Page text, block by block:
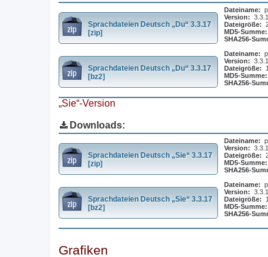
Sprachdateien Deutsch „Du“ 3.3.17
[zip]
Dateiname:
Version:
Dateigröße:
MD5-Summe:
SHA256-
Sprachdateien Deutsch „Du“ 3.3.17
[bz2]
Dateiname:
Version:
Dateigröße:
MD5-Summe:
SHA256-
„Sie“-Version
Downloads:
Sprachdateien Deutsch „Sie“ 3.3.17
[zip]
Dateiname:
Version:
Dateigröße:
MD5-Summe:
SHA256-
Sprachdateien Deutsch „Sie“ 3.3.17
[bz2]
Dateiname:
Version:
Dateigröße:
MD5-Summe:
SHA256-
Grafiken